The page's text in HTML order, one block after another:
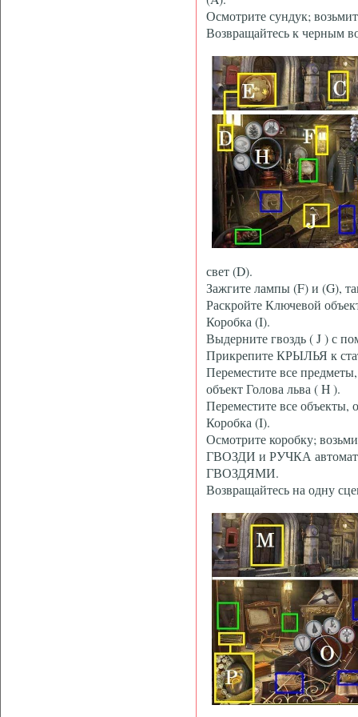
Осмотрите сундук;
Возвращайтесь к черным
свет (D).
Зажгите лампы (F) и (G),
Раскройте Ключевой
Коробка (I).
Выдерните гвоздь ( J )
Прикрепите КРЫЛЬЯ к
Переместите все
объект Голова льва ( H ).
Переместите все
Коробка (I).
Осмотрите коробку;
ГВОЗДИ и РУЧКА
ГВОЗДЯМИ.
Возвращайтесь на одну